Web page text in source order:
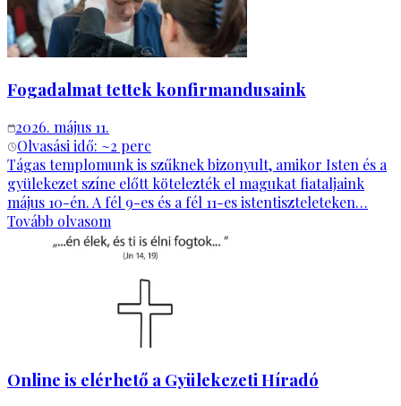
Fogadalmat tettek konfirmandusaink
2026. május 11.
Olvasási idő: ~2 perc
Tágas templomunk is szűknek bizonyult, amikor Isten és a
gyülekezet színe előtt kötelezték el magukat fiataljaink
május 10-én. A fél 9-es és a fél 11-es istentiszteleteken…
Tovább olvasom
Online is elérhető a Gyülekezeti Híradó